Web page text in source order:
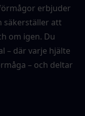
erbjuder
säkerställer att
om igen. Du
– där varje hjälte
– och deltar